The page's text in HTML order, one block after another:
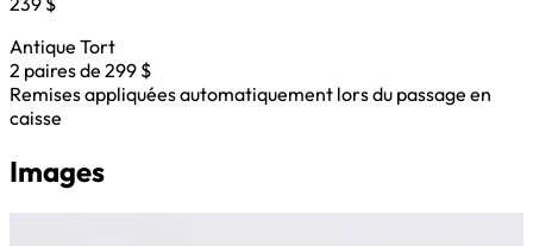
Antique Tort
2 paires de 299 $
Remises appliquées automatiquement lors du passage en
caisse
Images